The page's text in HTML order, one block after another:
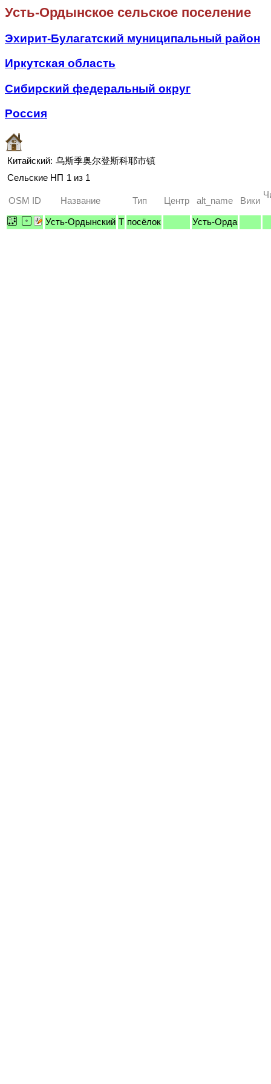
Усть-Ордынское сельское поселение
Эхирит-Булагатский муниципальный район
Иркутская область
Сибирский федеральный округ
Россия
Китайский: 乌斯季奥尔登斯科耶市镇
Сельские НП 1 из 1
OSM ID Название Тип Центр alt_name Вики
Усть-Ордынский T посёлок Усть-Орда